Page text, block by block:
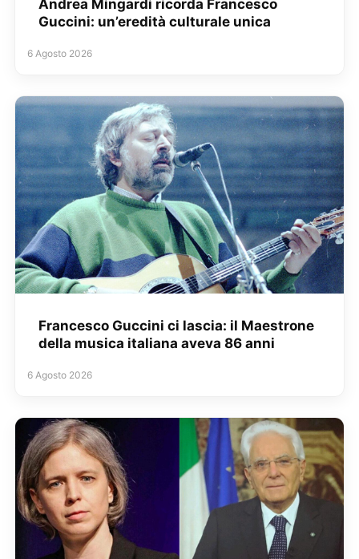
Andrea Mingardi ricorda Francesco
Guccini: un’eredità culturale unica
6 Agosto 2026
Francesco Guccini ci lascia: il Maestrone
della musica italiana aveva 86 anni
6 Agosto 2026